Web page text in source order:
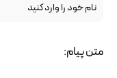
متن پیام: